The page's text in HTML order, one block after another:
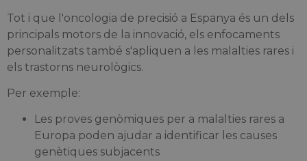
Tot i que l'oncologia de precisió a Espanya és un dels
principals motors de la innovació, els enfocaments
personalitzats també s'apliquen a les malalties rares i
els trastorns neurològics.
Per exemple:
Les proves genòmiques per a malalties rares a
Europa poden ajudar a identificar les causes
genètiques subjacents